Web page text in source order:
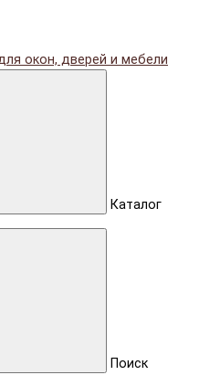
Каталог
Поиск